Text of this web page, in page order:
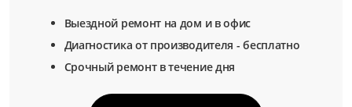
Выездной ремонт на дом и в офис
Диагностика от производителя - бесплатно
Срочный ремонт в течение дня